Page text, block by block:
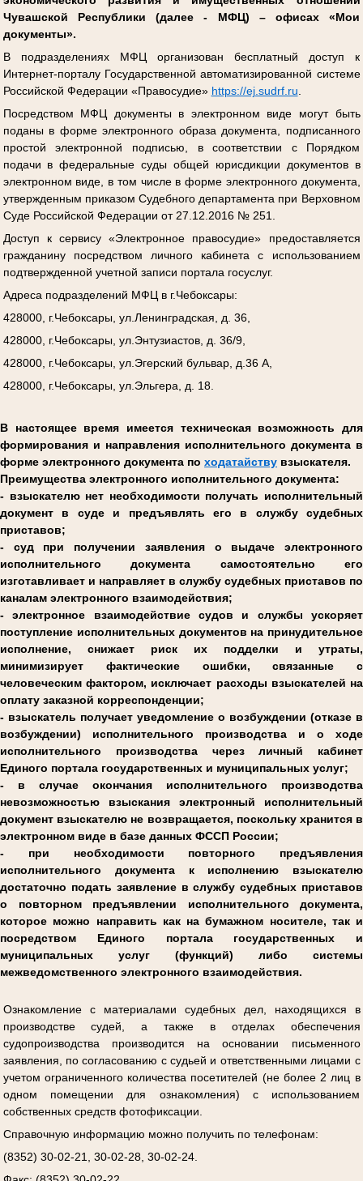
Чувашской Республики (далее - МФЦ) – офисах «Мои
документы».
В подразделениях МФЦ организован бесплатный доступ к
Интернет-порталу Государственной автоматизированной системе
Российской Федерации «Правосудие» https://ej.sudrf.ru
Посредством МФЦ документы в электронном виде могут быть
поданы в форме электронного образа документа, подписанного
простой электронной подписью, в соответствии с Порядком
подачи в федеральные суды общей юрисдикции документов в
электронном виде, в том числе в форме электронного документа,
утвержденным приказом Судебного департамента при Верховном
Суде Российской Федерации от 27.12.2016 № 251.
Доступ к сервису «Электронное правосудие» предоставляется
гражданину посредством личного кабинета с использованием
подтвержденной учетной записи портала госуслуг.
Адреса подразделений МФЦ в г.Чебоксары:
428000, г.Чебоксары, ул.Ленинградская, д. 36,
428000, г.Чебоксары, ул.Энтузиастов, д. 36/9,
428000, г.Чебоксары, ул.Эгерский бульвар, д.36 А,
428000, г.Чебоксары, ул.Эльгера, д. 18.
В настоящее время имеется техническая возможность для
формирования и направления исполнительного документа в
форме электронного документа по ходатайству взыскателя.
Преимущества электронного исполнительного документа:
- взыскателю нет необходимости получать исполнительный
документ в суде и предъявлять его в службу судебных
приставов;
- суд при получении заявления о выдаче электронного
исполнительного документа самостоятельно его
изготавливает и направляет в службу судебных приставов по
каналам электронного взаимодействия;
- электронное взаимодействие судов и службы ускоряет
поступление исполнительных документов на принудительное
исполнение, снижает риск их подделки и утраты,
минимизирует фактические ошибки, связанные с
человеческим фактором, исключает расходы взыскателей на
оплату заказной корреспонденции;
- взыскатель получает уведомление о возбуждении (отказе в
возбуждении) исполнительного производства и о ходе
исполнительного производства через личный кабинет
Единого портала государственных и муниципальных услуг;
- в случае окончания исполнительного производства
невозможностью взыскания электронный исполнительный
документ взыскателю не возвращается, поскольку хранится в
электронном виде в базе данных ФССП России;
- при необходимости повторного предъявления
исполнительного документа к исполнению взыскателю
достаточно подать заявление в службу судебных приставов
о повторном предъявлении исполнительного документа,
которое можно направить как на бумажном носителе, так и
посредством Единого портала государственных и
муниципальных услуг (функций) либо системы
межведомственного электронного взаимодействия.
Ознакомление с материалами судебных дел, находящихся в
производстве судей, а также в отделах обеспечения
судопроизводства производится на основании письменного
заявления, по согласованию с судьей и ответственными лицами с
учетом ограниченного количества посетителей (не более 2 лиц в
одном помещении для ознакомления) с использованием
собственных средств фотофиксации.
Справочную информацию можно получить по телефонам:
(8352) 30-02-21, 30-02-28, 30-02-24.